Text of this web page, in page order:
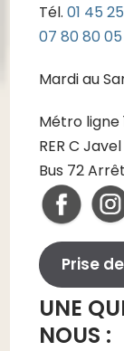
Tél.01 45
07 80 80
Mardi au
Métro ligne
RER C
Bus 72
Prise
UNE
NOUS :